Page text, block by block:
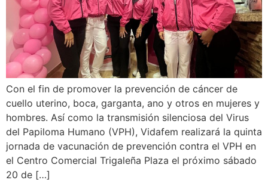
Con el fin de promover la prevención de cáncer de
cuello uterino, boca, garganta, ano y otros en mujeres y
hombres. Así como la transmisión silenciosa del Virus
del Papiloma Humano (VPH), Vidafem realizará la quinta
jornada de vacunación de prevención contra el VPH en
el Centro Comercial Trigaleña Plaza el próximo sábado
20 de […]